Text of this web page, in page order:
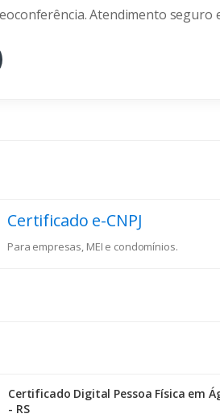
Atendimento seguro
Certificado e-CNPJ
Para empresas, MEI e condomínios.
Certificado Digital Pessoa Física em
- RS